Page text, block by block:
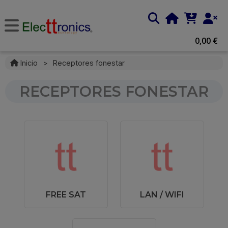
0,00 €
Inicio > Receptores fonestar
RECEPTORES FONESTAR
FREE SAT LAN / WIFI